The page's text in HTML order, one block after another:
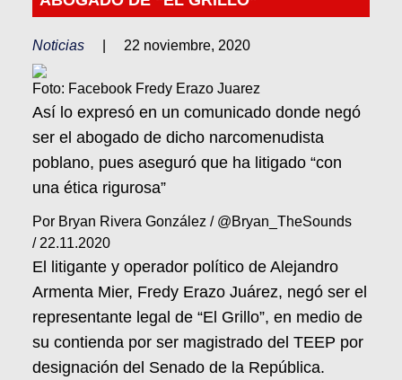
Noticias 22 noviembre, 2020
Foto: Facebook Fredy Erazo Juarez
Así lo expresó en un comunicado donde negó
ser el abogado de dicho narcomenudista
poblano, pues aseguró que ha litigado “con
una ética rigurosa”
Por Bryan Rivera González / @Bryan_TheSounds
/ 22.11.2020
El litigante y operador político de Alejandro
Armenta Mier, Fredy Erazo Juárez, negó ser el
representante legal de “El Grillo”, en medio de
su contienda por ser magistrado del TEEP por
designación del Senado de la República.